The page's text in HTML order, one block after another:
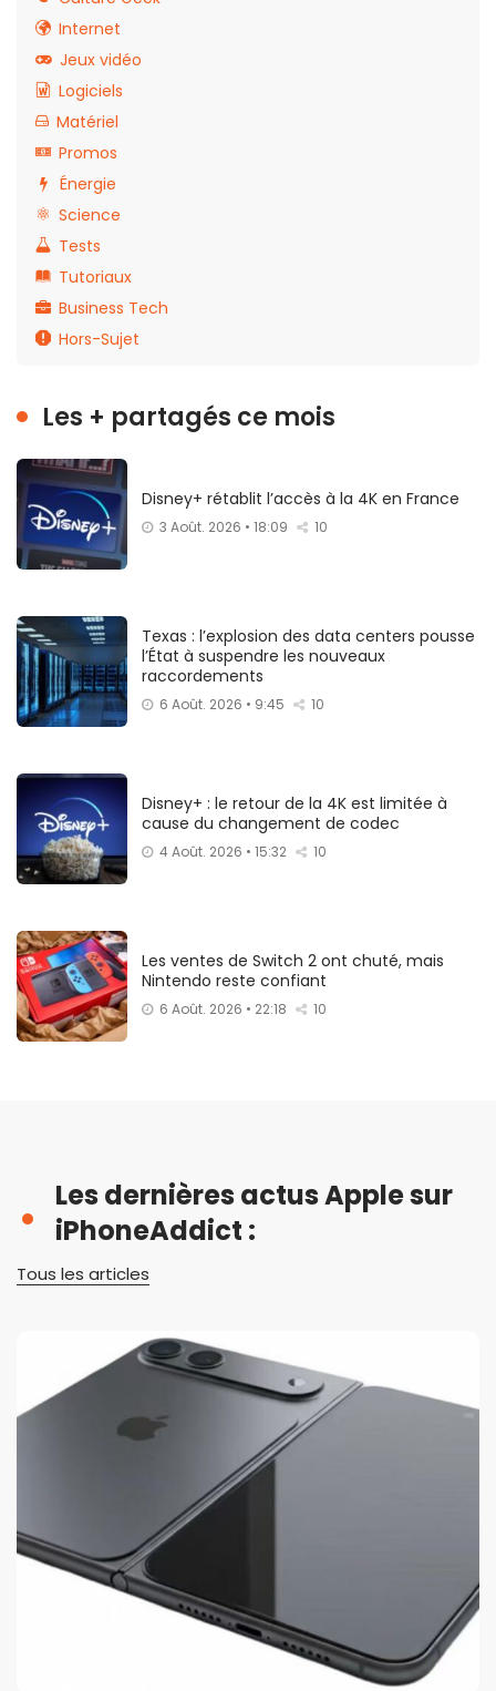
Internet
Jeux vidéo
Logiciels
Matériel
Promos
Énergie
Science
Tests
Tutoriaux
Business Tech
Hors-Sujet
Les + partagés ce mois
Disney+ rétablit l’accès à la 4K en France
3 Août. 2026 • 18:09 10
Texas : l’explosion des data centers pousse
l’État à suspendre les nouveaux
raccordements
6 Août. 2026 • 9:45 10
Disney+ : le retour de la 4K est limitée à
cause du changement de codec
4 Août. 2026 • 15:32 10
Les ventes de Switch 2 ont chuté, mais
Nintendo reste confiant
6 Août. 2026 • 22:18 10
Les dernières actus Apple sur
iPhoneAddict :
Tous les articles